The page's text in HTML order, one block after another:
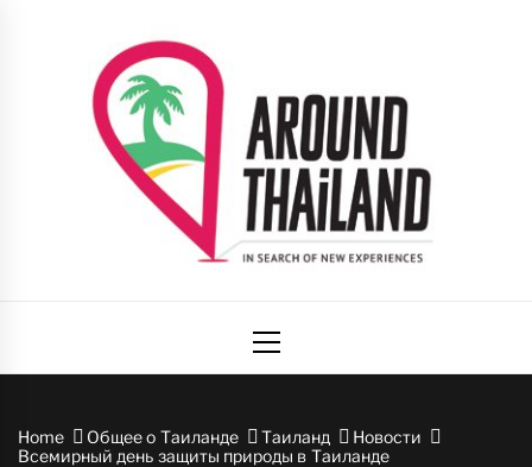
Таиланда
Menu
Home Общее о Таиланде Таиланд
Новости
Всемирный день защиты природы в Таиланде